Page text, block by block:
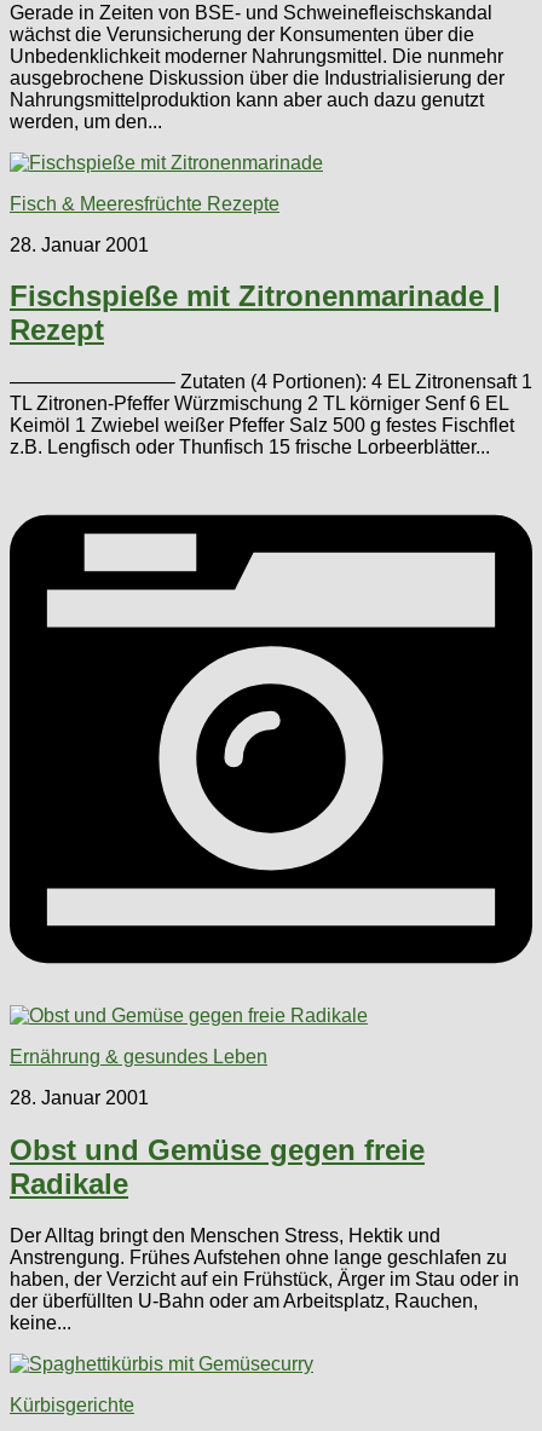
Gerade in Zeiten von BSE- und Schweinefleischskandal
wächst die Verunsicherung der Konsumenten über die
Unbedenklichkeit moderner Nahrungsmittel. Die nunmehr
ausgebrochene Diskussion über die Industrialisierung der
Nahrungsmittelproduktion kann aber auch dazu genutzt
werden, um den...
Fisch & Meeresfrüchte Rezepte
28. Januar 2001
Fischspieße mit Zitronenmarinade |
Rezept
————————– Zutaten (4 Portionen): 4 EL Zitronensaft 1
TL Zitronen-Pfeffer Würzmischung 2 TL körniger Senf 6 EL
Keimöl 1 Zwiebel weißer Pfeffer Salz 500 g festes Fischflet
z.B. Lengfisch oder Thunfisch 15 frische Lorbeerblätter...
Ernährung & gesundes Leben
28. Januar 2001
Obst und Gemüse gegen freie
Radikale
Der Alltag bringt den Menschen Stress, Hektik und
Anstrengung. Frühes Aufstehen ohne lange geschlafen zu
haben, der Verzicht auf ein Frühstück, Ärger im Stau oder in
der überfüllten U-Bahn oder am Arbeitsplatz, Rauchen,
keine...
Kürbisgerichte